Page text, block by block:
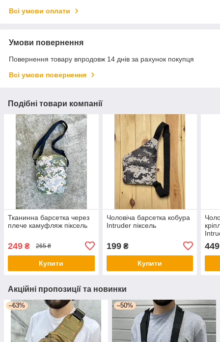
Всі умови оплати
Умови повернення
Повернення товару впродовж 14 днів за рахунок покупця
Всі умови повернення
Подібні товари компанії
Тканинна барсетка через
плече камуфляж піксель
249 ₴ 265 ₴
Купити
Чоловіча барсетка кобура
Intruder піксель
199₴
Купити
449
Акційні пропозиції та новинки
–63% –50%